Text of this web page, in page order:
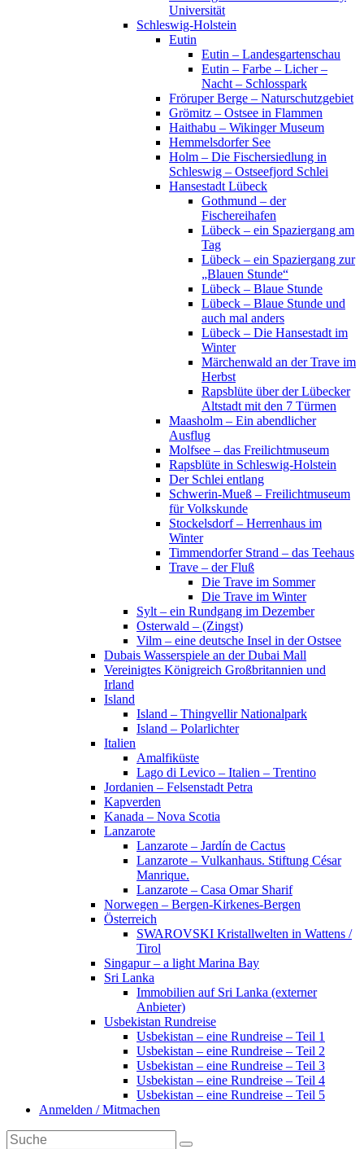
Universität
Schleswig-Holstein
Eutin
Eutin – Landesgartenschau
Eutin – Farbe – Licher –
Nacht – Schlosspark
Fröruper Berge – Naturschutzgebiet
Grömitz – Ostsee in Flammen
Haithabu – Wikinger Museum
Hemmelsdorfer See
Holm – Die Fischersiedlung in
Schleswig – Ostseefjord Schlei
Hansestadt Lübeck
Gothmund – der
Fischereihafen
Lübeck – ein Spaziergang am
Tag
Lübeck – ein Spaziergang zur
„Blauen Stunde“
Lübeck – Blaue Stunde
Lübeck – Blaue Stunde und
auch mal anders
Lübeck – Die Hansestadt im
Winter
Märchenwald an der Trave im
Herbst
Rapsblüte über der Lübecker
Altstadt mit den 7 Türmen
Maasholm – Ein abendlicher
Ausflug
Molfsee – das Freilichtmuseum
Rapsblüte in Schleswig-Holstein
Der Schlei entlang
Schwerin-Mueß – Freilichtmuseum
für Volkskunde
Stockelsdorf – Herrenhaus im
Winter
Timmendorfer Strand – das Teehaus
Trave – der Fluß
Die Trave im Sommer
Die Trave im Winter
Sylt – ein Rundgang im Dezember
Osterwald – (Zingst)
Vilm – eine deutsche Insel in der Ostsee
Dubais Wasserspiele an der Dubai Mall
Vereinigtes Königreich Großbritannien und
Irland
Island
Island – Thingvellir Nationalpark
Island – Polarlichter
Italien
Amalfiküste
Lago di Levico – Italien – Trentino
Jordanien – Felsenstadt Petra
Kapverden
Kanada – Nova Scotia
Lanzarote
Lanzarote – Jardín de Cactus
Lanzarote – Vulkanhaus. Stiftung César
Manrique.
Lanzarote – Casa Omar Sharif
Norwegen – Bergen-Kirkenes-Bergen
Österreich
SWAROVSKI Kristallwelten in Wattens /
Tirol
Singapur – a light Marina Bay
Sri Lanka
Immobilien auf Sri Lanka (externer
Anbieter)
Usbekistan Rundreise
Usbekistan – eine Rundreise – Teil 1
Usbekistan – eine Rundreise – Teil 2
Usbekistan – eine Rundreise – Teil 3
Usbekistan – eine Rundreise – Teil 4
Usbekistan – eine Rundreise – Teil 5
Anmelden / Mitmachen